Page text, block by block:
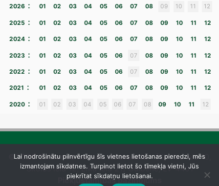
2026 : 01 02 03 04 05 06 07 08 09 10 11 12
2025 : 01 02 03 04 05 06 07 08 09 10 11 12
2024 : 01 02 03 04 05 06 07 08 09 10 11 12
2023 : 01 02 03 04 05 06 07 08 09 10 11 12
2022 : 01 02 03 04 05 06 07 08 09 10 11 12
2021 : 01 02 03 04 05 06 07 08 09 10 11 12
2020 : 01 02 03 04 05 06 07 08 09 10 11 12
©2026 Gulbenes novada vidusskola– [Skolas iela 10,
Skolas iela 12, Līkā iela 21] Gulbene, LV-4401
Piekļūstamības paziņojums
Lai nodrošinātu pilnvērtīgu šīs vietnes lietošanas pieredzi, mēs
izmantojam sīkdatnes. Turpinot lietot šo tīmekļa vietni, Jūs
piekrītat sīkdatņu lietošanai.